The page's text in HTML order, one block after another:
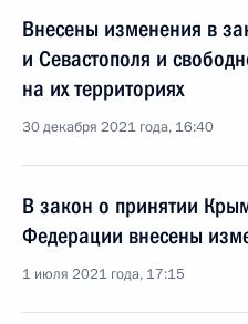
Внесены изменения в
и Севастополя и
на их территориях
30 декабря 2021 года, 16:40
В закон о принятии
Федерации внесены
1 июля 2021 года, 17:15